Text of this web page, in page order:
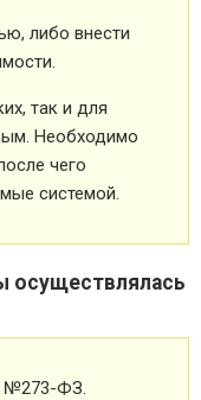
либо внести
так и для
Необходимо
чего
системой.
осуществлялась
№273-ФЗ.